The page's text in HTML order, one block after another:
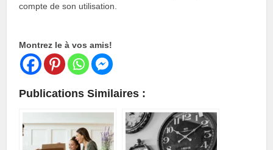
compte de son utilisation.
Montrez le à vos amis!
Publications Similaires :